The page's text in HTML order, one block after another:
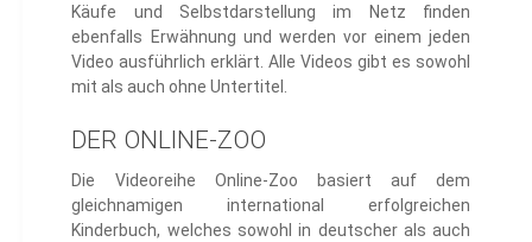
Käufe und Selbstdarstellung im Netz finden
ebenfalls Erwähnung und werden vor einem jeden
Video ausführlich erklärt. Alle Videos gibt es sowohl
mit als auch ohne Untertitel.
DER ONLINE-ZOO
Die Videoreihe Online-Zoo basiert auf dem
gleichnamigen international erfolgreichen
Kinderbuch, welches sowohl in deutscher als auch